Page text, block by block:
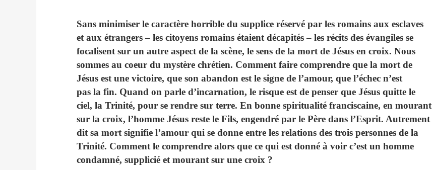
Sans minimiser le caractère horrible du supplice réservé par les romains aux esclaves
et aux étrangers – les citoyens romains étaient décapités – les récits des évangiles se
focalisent sur un autre aspect de la scène, le sens de la mort de Jésus en croix. Nous
sommes au coeur du mystère chrétien. Comment faire comprendre que la mort de
Jésus est une victoire, que son abandon est le signe de l’amour, que l’échec n’est
pas la fin. Quand on parle d’incarnation, le risque est de penser que Jésus quitte le
ciel, la Trinité, pour se rendre sur terre. En bonne spiritualité franciscaine, en mourant
sur la croix, l’homme Jésus reste le Fils, engendré par le Père dans l’Esprit. Autrement
dit sa mort signifie l’amour qui se donne entre les relations des trois personnes de la
Trinité. Comment le comprendre alors que ce qui est donné à voir c’est un homme
condamné, supplicié et mourant sur une croix ?